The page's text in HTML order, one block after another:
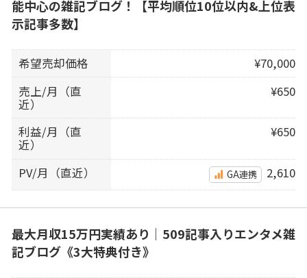
能中心の雑記ブログ！【平均順位10位以内&上位表
示記事多数】
希望売却価格
¥70,000
売上/月（直
近）
¥650
利益/月（直
近）
¥650
PV/月（直近） GA連携 2,610
最大月収15万円実績あり｜509記事入りエンタメ雑
記ブログ《3大特典付き》